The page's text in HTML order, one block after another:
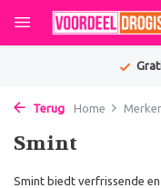
Terug Home
Smint
Smint biedt verfrissende